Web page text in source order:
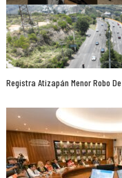
Registra Atizapán Menor Robo